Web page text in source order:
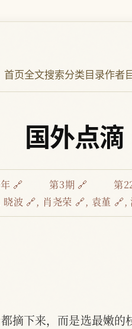
首页全文搜索分类目录作者
国外点滴
🔗 第3期 🔗 第
晓波 🔗, 肖尧荣 🔗, 袁堇 🔗,
摘下来，而是选最嫩